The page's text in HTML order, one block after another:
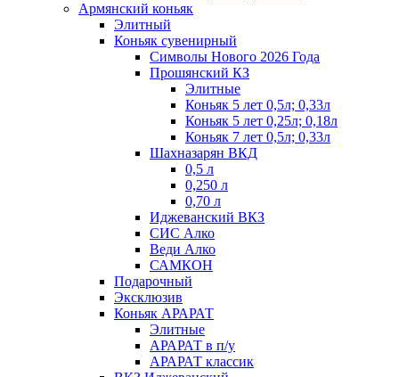
Армянский коньяк
Элитный
Коньяк сувенирный
Символы Нового 2026 Года
Прошянский КЗ
Элитные
Коньяк 5 лет 0,5л; 0,33л
Коньяк 5 лет 0,25л; 0,18л
Коньяк 7 лет 0,5л; 0,33л
Шахназарян ВКД
0,5 л
0,250 л
0,70 л
Иджеванский ВКЗ
СИС Алко
Веди Алко
САМКОН
Подарочный
Эксклюзив
Коньяк АРАРАТ
Элитные
АРАРАТ в п/у
АРАРАТ классик